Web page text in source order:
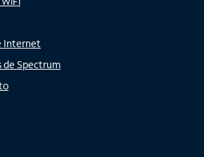
Internet
de Spectrum